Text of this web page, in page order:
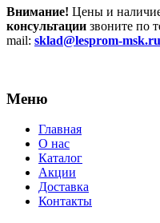
Внимание! Цены и
консультации звоните по
mail: sklad@lesprom-msk.ru
Меню
Главная
О нас
Каталог
Акции
Доставка
Контакты